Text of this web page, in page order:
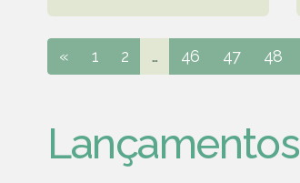
« 1 2 ... 46 47 48